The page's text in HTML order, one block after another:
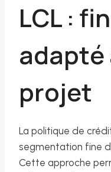
LCL :
adapté
projet
La politique de
segmentation fine
Cette approche